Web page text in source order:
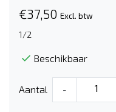
€37,50 Excl. btw
1/2
Beschikbaar
Aantal -